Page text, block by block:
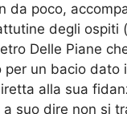
da poco,
degli ospiti
Delle Piane
per un bacio dato
alla sua
suo dire non si